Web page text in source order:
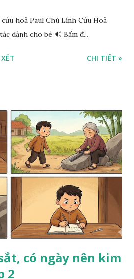
hoả Paul Chú Lính Cứu Hoả
dành cho bé 🔊 Bấm đ...
CHI TIẾT »
có ngày nên kim
2